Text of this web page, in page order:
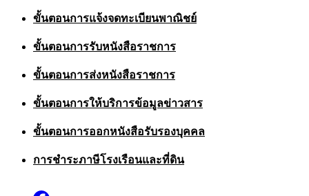
ขั้นตอนการแจ้งจดทะเบียนพาณิชย์
ขั้นตอนการรับหนังสือราชการ
ขั้นตอนการส่งหนังสือราชการ
ขั้นตอนการให้บริการข้อมูลข่าวสาร
ขั้นตอนการออกหนังสือรับรองบุคคล
การชำระภาษีโรงเรือนและที่ดิน